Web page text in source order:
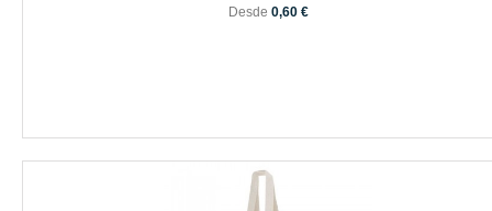
Desde 0,60 €